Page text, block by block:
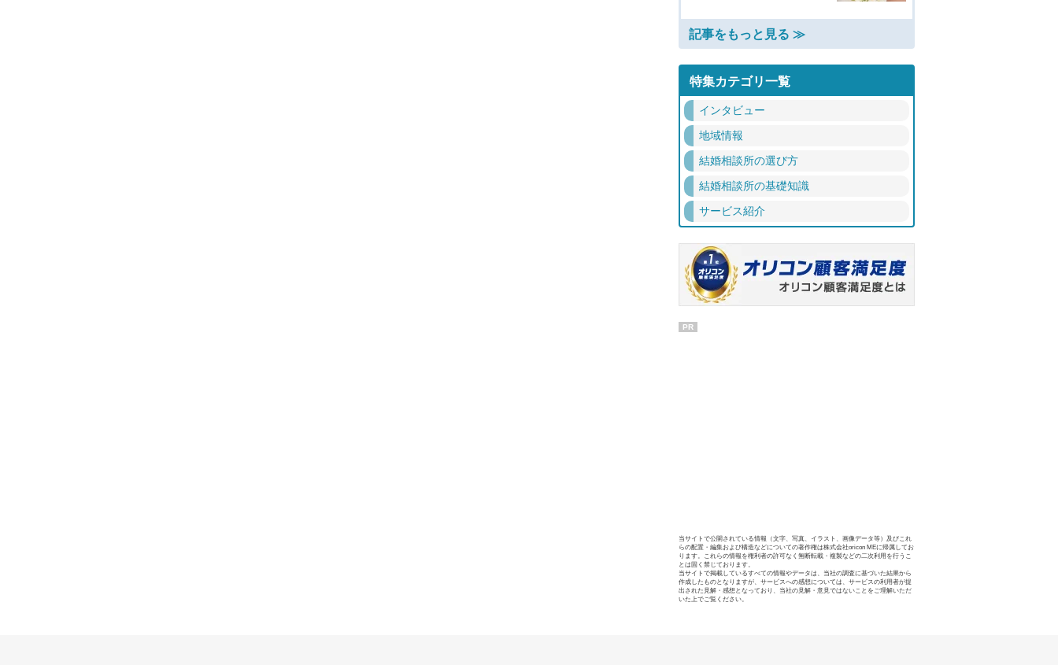
記事をもっと見る ≫
特集カテゴリ一覧
インタビュー
地域情報
結婚相談所の選び方
結婚相談所の基礎知識
サービス紹介
PR
当サイトで公開されている情報（文字、写真、イラスト、画像データ等）及びこれ
らの配置・編集および構造などについての著作権は株式会社oricon MEに帰属してお
ります。これらの情報を権利者の許可なく無断転載・複製などの二次利用を行うこ
とは固く禁じております。
当サイトで掲載しているすべての情報やデータは、当社の調査に基づいた結果から
作成したものとなりますが、サービスへの感想については、サービスの利用者が提
出された見解・感想となっており、当社の見解・意見ではないことをご理解いただ
いた上でご覧ください。